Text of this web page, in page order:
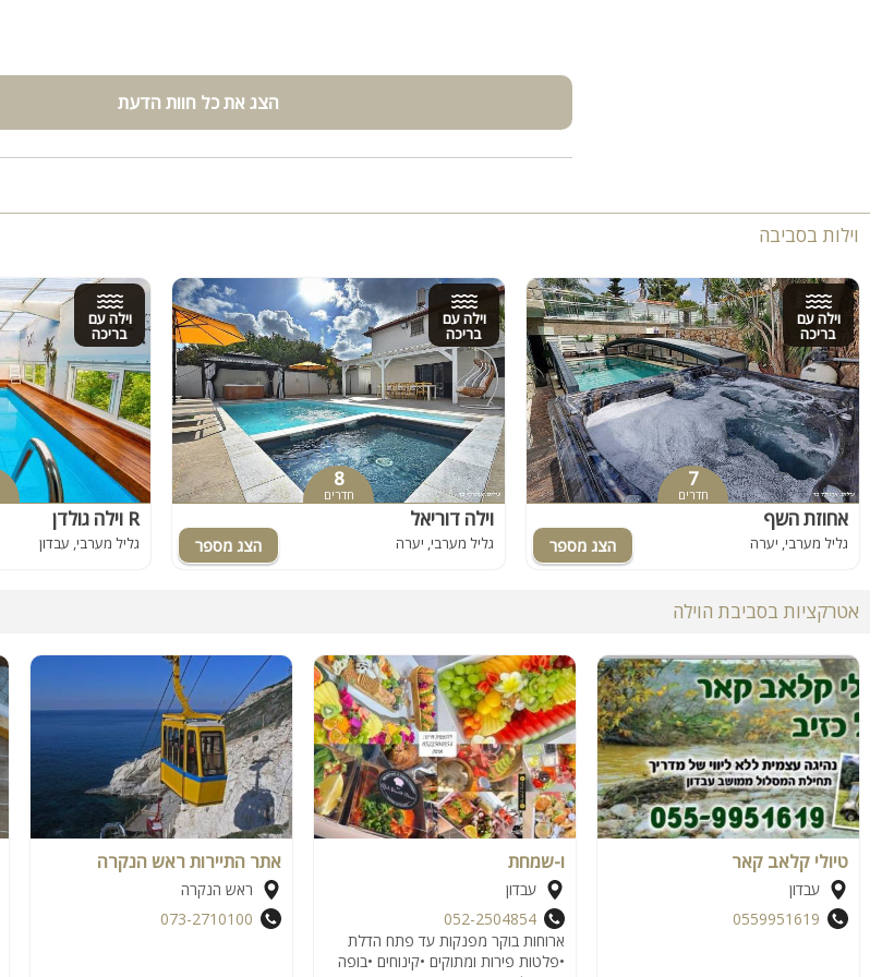
הצג את כל חוות הדעת
וילות בסביבה
וילה עם
בריכה
7
חדרים
אחוזת השף
גליל מערבי, יערה
וילה עם
בריכה
8
חדרים
וילה דוריאל
גליל מערבי, יערה
וילה עם
בריכה
וילה גולדן R
גליל מערבי, עבדון
אטרקציות בסביבת הוילה
טיולי קלאב קאר
עבדון
0559951619
ו-שמחת
עבדון
052-2504854
ארוחות בוקר מפנקות עד פתח הדלת
•פלטות פירות ומתוקים •קינוחים •בופה
אתר התיירות ראש הנקרה
ראש הנקרה
073-2710100